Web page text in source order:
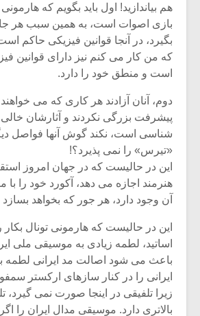
هم بیاندازید! اول باید بگویم که
بازی اصوات است، به همین سبب هر
بگیرد، در آنجا قوانین فیزیکی حاکم
که من کار می کنم نیز دارای قوانین
است و منطق خود را دارد.
دوم، آنان آزادند هر کاری که می خواهند
پیشرفت بزرگی نکردند و آثارشان خالی
شناسی است، نکند گوش آنها فواصل
«تیرس» را نمی پذیرد؟!
این در حالیست که در جهان امروز
هنرمند اجازه می دهد، آکورد خود را
آن وجود دارد، هر جور که بخواهد
این در حالیست که هارمونی تونال بکار
اساتید، لطمه زیادی به موسیقی ملی
باعث می شود اصالت مد ایرانی لطمه
ایرانی را در کنار سازهای ارکستر
زیرا تلفیقی در اینجا صورت نمی گیرد،
بالاتری دارد. موسیقی مدال ایران را
میکلوش روژا
یادداشتی بر موسیقی
شیش و نیم»
اگر نمی توانی
مشهورترین باشی،
بدنام ترین باش